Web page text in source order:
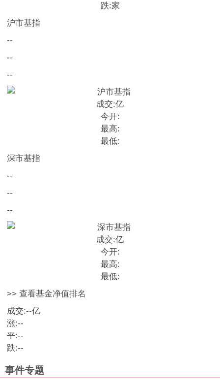
跌:家
沪市基指
--
--
--
成交:亿
今开:
最高:
最低:
深市基指
--
--
--
成交:亿
今开:
最高:
最低:
>> 查看基金净值排名
成交:--亿
涨:--
平:--
跌:--
事件专题